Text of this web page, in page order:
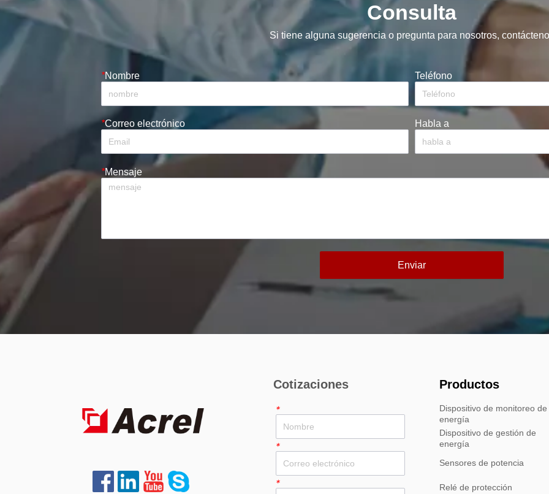
Consulta
Si tiene alguna sugerencia o pregunta para nosotros,
*Nombre Teléfono
*Correo electrónico Habla a
*Mensaje
Enviar
Cotizaciones
*
*
*
Productos
Dispositivo de monitoreo de
energía
Dispositivo de gestión de
energía
Sensores de potencia
Relé de protección